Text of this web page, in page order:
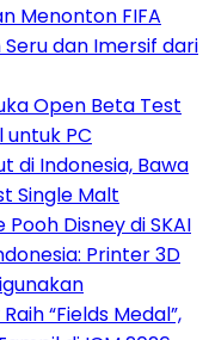
Menonton FIFA
dan Imersif dari
Open Beta Test
untuk PC
di Indonesia, Bawa
Single Malt
Disney di SKAI
Printer 3D
“Fields Medal”,